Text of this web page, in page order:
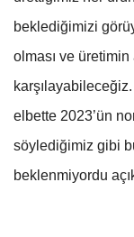
beklediğimizi
olması ve
elbette 2023’ün
söylediğimiz gibi
beklenmiyordu